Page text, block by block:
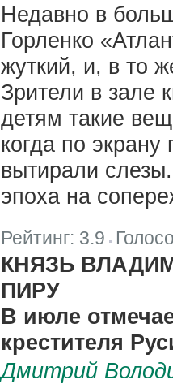
Недавно в
Горленко
жуткий, и, в то
Зрители в зале
детям такие
когда по
вытирали
эпоха на
Рейтинг: 3.9
КНЯЗЬ
ПИРУ
В июле
крестителя
Дмитрий